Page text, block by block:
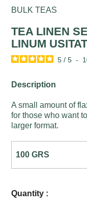
BULK TEAS
TEA LINEN
LINUM
5 / 5 -
Description
A small amount of
for those who want
larger format.
Quantity :